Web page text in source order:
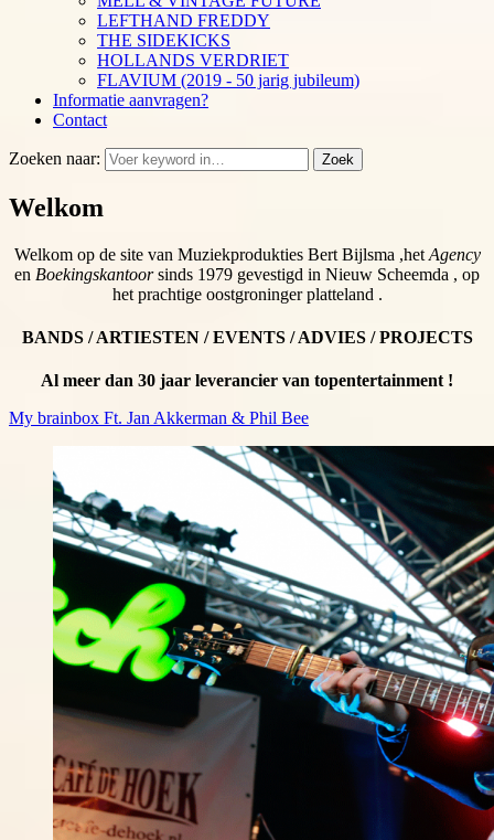
LEFTHAND FREDDY
THE SIDEKICKS
HOLLANDS VERDRIET
FLAVIUM (2019 - 50 jarig jubileum)
Informatie aanvragen?
Contact
Zoeken naar: Zoek
Welkom
Welkom op de site van Muziekprodukties Bert Bijlsma ,het Agency
en Boekingskantoorsinds 1979 gevestigd in Nieuw Scheemda , op
het prachtige oostgroninger platteland .
BANDS / ARTIESTEN / EVENTS / ADVIES / PROJECTS
Al meer dan 30 jaar leverancier van topentertainment !
My brainbox Ft. Jan Akkerman & Phil Bee